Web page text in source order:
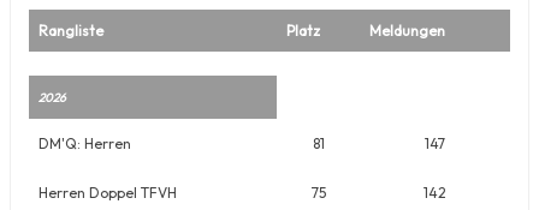
Rangliste Platz Meldungen
2026
DM'Q: Herren 81 147
Herren Doppel TFVH 75 142